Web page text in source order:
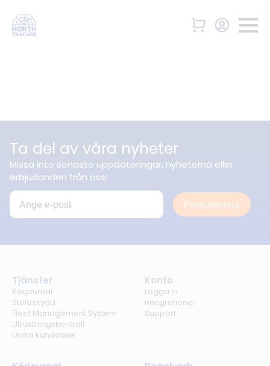
Ta del av våra nyheter
Missa inte senaste uppdateringar, nyheterna eller
erbjudanden från oss!
Prenumerera
Tjänster
Körjournal
Stöldskydd
Fleet Management System
Utrustningskontroll
Unika kundcase
Konto
Logga in
Integrationer
Support